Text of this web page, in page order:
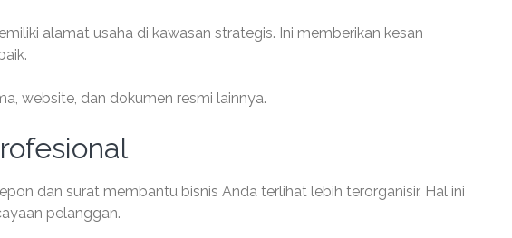
alamat usaha di kawasan strategis. Ini memberikan kesan
website, dan dokumen resmi lainnya.
dan surat membantu bisnis Anda terlihat lebih terorganisir. Hal ini
pelanggan.